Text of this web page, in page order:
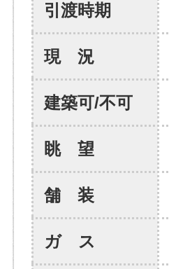
引渡時期
現 況
建築可/不可
眺 望
舗 装
ガ ス